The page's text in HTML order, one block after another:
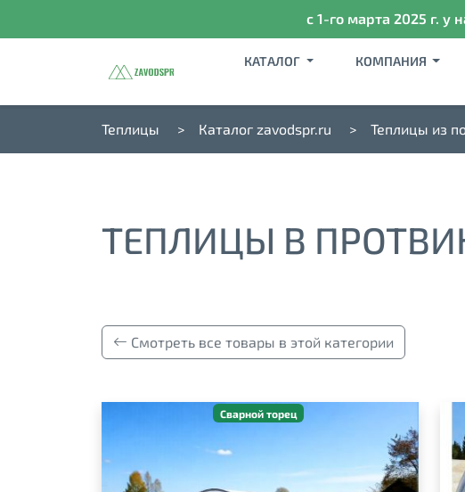
с 1-го марта 2025 г. у
КАТАЛОГ КОМПАНИЯ
Теплицы Каталог zavodspr.ru Теплицы из
ТЕПЛИЦЫ В
Смотреть все товары в этой категории
Сварной торец